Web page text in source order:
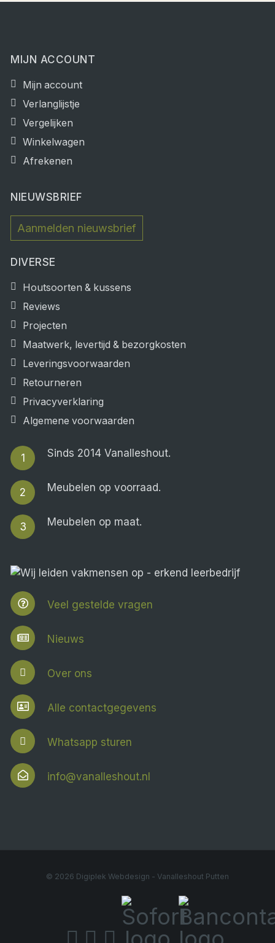
MIJN ACCOUNT
Mijn account
Verlanglijstje
Vergelijken
Winkelwagen
Afrekenen
NIEUWSBRIEF
Aanmelden nieuwsbrief
DIVERSE
Houtsoorten & kussens
Reviews
Projecten
Maatwerk, levertijd & bezorgkosten
Leveringsvoorwaarden
Retourneren
Privacyverklaring
Algemene voorwaarden
1 Sinds 2014 Vanalleshout.
2 Meubelen op voorraad.
3 Meubelen op maat.
Veel gestelde vragen
Nieuws
Over ons
Alle contactgegevens
Whatsapp sturen
info@vanalleshout.nl
© 2026 Digiplek Webdesign - Vanalleshout Putten